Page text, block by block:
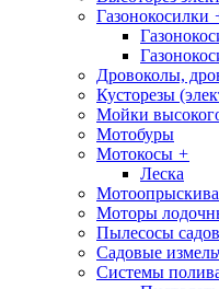
Газонокосилки
Дровоколы,
Кусторезы
Мойки
Мотобуры
Мотокосы +
Леска
Моторы
Пылесосы
Садовые
Системы